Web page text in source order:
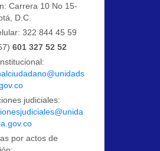
Carrera 10 No 15-
D.C.
322 844 45 59
601 327 52 52
judiciales:
por actos de